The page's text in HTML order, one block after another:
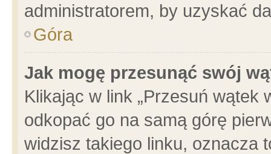
administratorem, by uzyskać
Góra
Jak mogę przesunąć swój
Klikając w link „Przesuń wątek
odkopać go na samą górę
widzisz takiego linku, oznacza